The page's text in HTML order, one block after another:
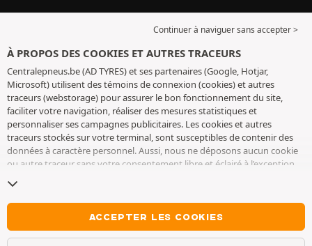
Continuer à naviguer sans accepter >
À PROPOS DES COOKIES ET AUTRES TRACEURS
Centralepneus.be (AD TYRES) et ses partenaires (Google, Hotjar,
Microsoft) utilisent des témoins de connexion (cookies) et autres
traceurs (webstorage) pour assurer le bon fonctionnement du site,
faciliter votre navigation, réaliser des mesures statistiques et
personnaliser ses campagnes publicitaires. Les cookies et autres
traceurs stockés sur votre terminal, sont susceptibles de contenir des
données à caractère personnel. Aussi, nous ne déposons aucun cookie
ou autre traceur sans votre consentement libre et éclairé à l’exception
conservons votre choix pendant 6 mois. Vous pouvez retirer votre
consentement à tout moment en vous rendant sur lapage cookies et
. Vous pouvez choisir de continuer à naviguer sans
accepter le dépôt de cookies ou autres traceurs. Le refus ne fait pas
obstacle à l’accès aux services AD TYRES. Pour plus d’informations, nous
ACCEPTER LES COOKIES